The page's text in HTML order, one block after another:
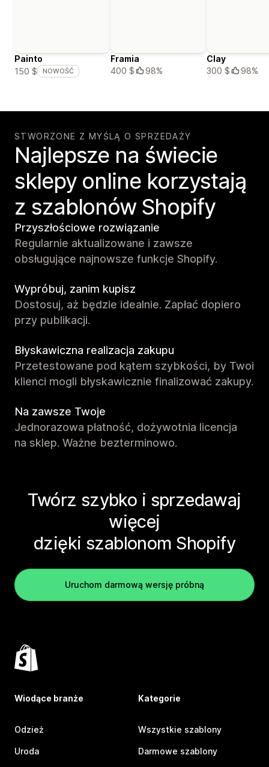
Painto
150 $
NOWOŚĆ
Framia
400 $
98%
Clay
300 $
98%
STWORZONE Z MYŚLĄ O SPRZEDAŻY
Najlepsze na świecie
sklepy online korzystają
z szablonów Shopify
Przyszłościowe rozwiązanie
Regularnie aktualizowane i zawsze
obsługujące najnowsze funkcje Shopify.
Wypróbuj, zanim kupisz
Dostosuj, aż będzie idealnie. Zapłać dopiero
przy publikacji.
Błyskawiczna realizacja zakupu
Przetestowane pod kątem szybkości, by Twoi
klienci mogli błyskawicznie finalizować zakupy.
Na zawsze Twoje
Jednorazowa płatność, dożywotnia licencja
na sklep. Ważne bezterminowo.
Twórz szybko i sprzedawaj
więcej
dzięki szablonom Shopify
Uruchom darmową wersję próbną
Wiodące branże
Odzież
Uroda
Kategorie
Wszystkie szablony
Darmowe szablony